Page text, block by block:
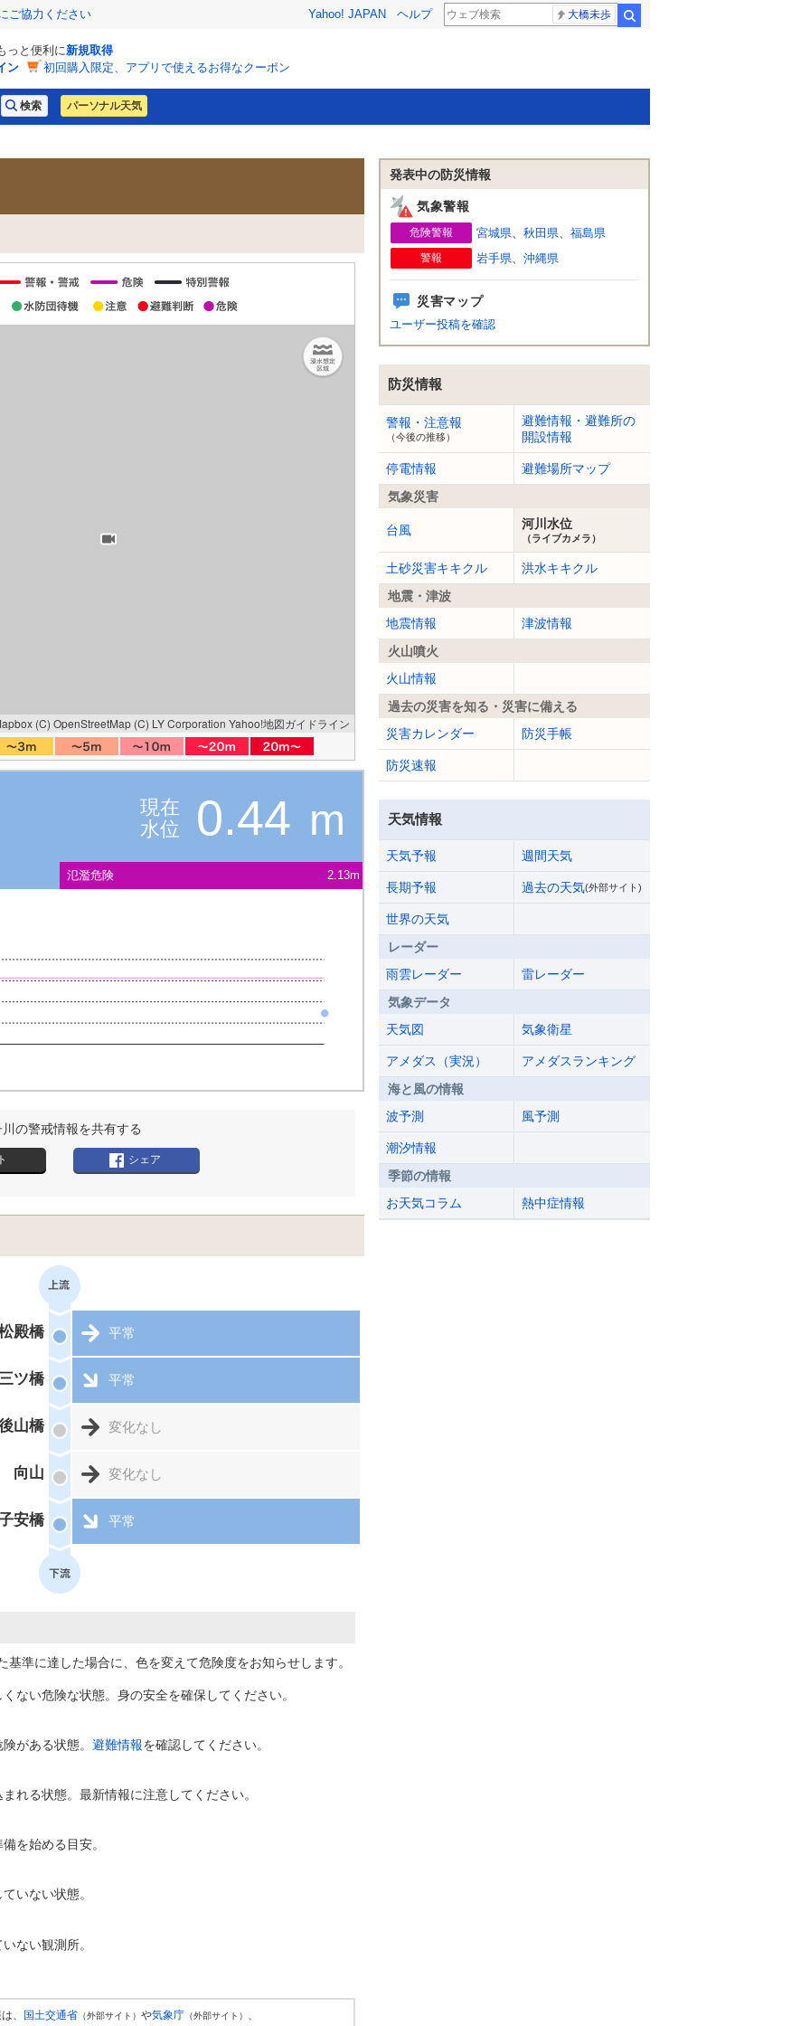
ご協力ください Yahoo! JAPAN ヘルプ 大橋未歩
っと便利に新規取得
ン
初回購入限定、アプリで使えるお得なクーポン
パーソナル天気
(C) OpenStreetMap (C) LY Corporation Yahoo!地図ガイドライン
現在
水位
0.44 m
氾濫危険 2.13m
の警戒情報を共有する
シェア
殿橋 平常
ツ橋 平常
山橋 変化なし
向山 変化なし
安橋 平常
準に達した場合に、色を変えて危険度をお知らせします。
ない危険な状態。身の安全を確保してください。
がある状態。 避難情報を確認してください。
れる状態。最新情報に注意してください。
を始める目安。
いない状態。
ない観測所。
、 国土交通省 （外部サイト） や気象庁 （外部サイト） 、
発表中の防災情報
気象警報
危険警報 宮城県、 秋田県、 福島県
警報 岩手県、 沖縄県
災害マップ
ユーザー投稿を確認
防災情報
警報・注意報
（今後の推移）
避難情報・避難所の
開設情報
停電情報
避難場所マップ
気象災害
台風 河川水位
（ライブカメラ）
土砂災害キキクル
洪水キキクル
地震・津波
地震情報
津波情報
火山噴火
火山情報
過去の災害を知る・災害に備える
災害カレンダー
防災手帳
防災速報
天気情報
天気予報 週間天気
長期予報 過去の天気(外部サイト)
世界の天気
レーダー
雨雲レーダー
雷レーダー
気象データ
天気図
気象衛星
アメダス（実況）
アメダスランキング
海と風の情報
波予測
風予測
潮汐情報
季節の情報
お天気コラム
熱中症情報